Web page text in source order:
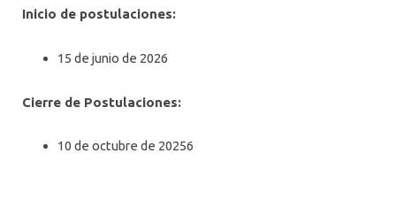
Inicio de postulaciones:
15 de junio de 2026
Cierre de Postulaciones:
10 de octubre de 20256